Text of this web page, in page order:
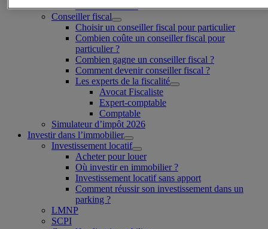
Fiscalité du PEL
Conseiller fiscal
Choisir un conseiller fiscal pour particulier
Combien coûte un conseiller fiscal pour
particulier ?
Combien gagne un conseiller fiscal ?
Comment devenir conseiller fiscal ?
Les experts de la fiscalité
Avocat Fiscaliste
Expert-comptable
Comptable
Simulateur d’impôt 2026
Investir dans l’immobilier
Investissement locatif
Acheter pour louer
Où investir en immobilier ?
Investissement locatif sans apport
Comment réussir son investissement dans un
parking ?
LMNP
SCPI